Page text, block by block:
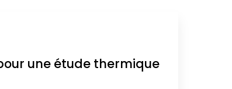
une étude thermique